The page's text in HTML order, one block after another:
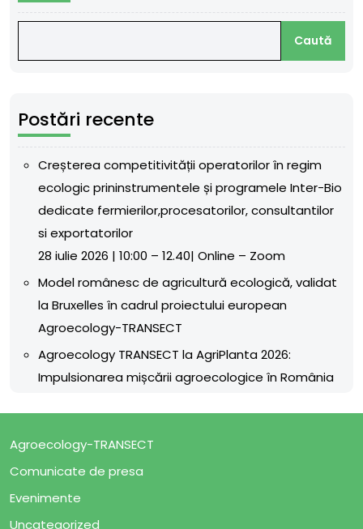
Caută
Postări recente
Creșterea competitivității operatorilor în regim
ecologic prininstrumentele și programele Inter-Bio
dedicate fermierilor,procesatorilor, consultantilor
si exportatorilor
28 iulie 2026 | 10:00 – 12.40| Online – Zoom
Model românesc de agricultură ecologică, validat
la Bruxelles în cadrul proiectului european
Agroecology-TRANSECT
Agroecology TRANSECT la AgriPlanta 2026:
Impulsionarea mișcării agroecologice în România
Agroecology-TRANSECT
Comunicate de presa
Evenimente
Uncategorized